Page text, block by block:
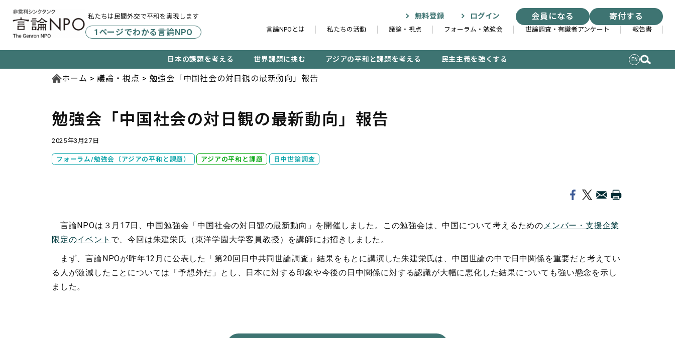
私たちは民間外交で平和を実現します
1ページでわかる言論NPO
無料登録 ログイン 会員になる 寄付する
言論NPOとは 私たちの活動 議論・視点 フォーラム・勉強会 世論調査・有識者アンケート 報告書
日本の課題を考える 世界課題に挑む アジアの平和と課題を考える 民主主義を強くする EN
記事検索する
ホーム 議論・視点 勉強会「中国社会の対日観の最新動向」報告
勉強会「中国社会の対日観の最新動向」報告
2025年3月27日
フォーラム/勉強会（アジアの平和と課題） アジアの平和と課題 日中世論調査
言論NPOは３月17日、中国勉強会「中国社会の対日観の最新動向」を開催しました。この勉強会は、中国について考えるためのメンバー・支援企業
限定のイベント で、今回は朱建栄氏（東洋学園大学客員教授）を講師にお招きしました。
まず、言論NPOが昨年12月に公表した「第20回日中共同世論調査」結果をもとに講演した朱建栄氏は、中国世論の中で日中関係を重要だと考えてい
る人が激減したことについては「予想外だ」とし、日本に対する印象や今後の日中関係に対する認識が大幅に悪化した結果についても強い懸念を示し
ました。